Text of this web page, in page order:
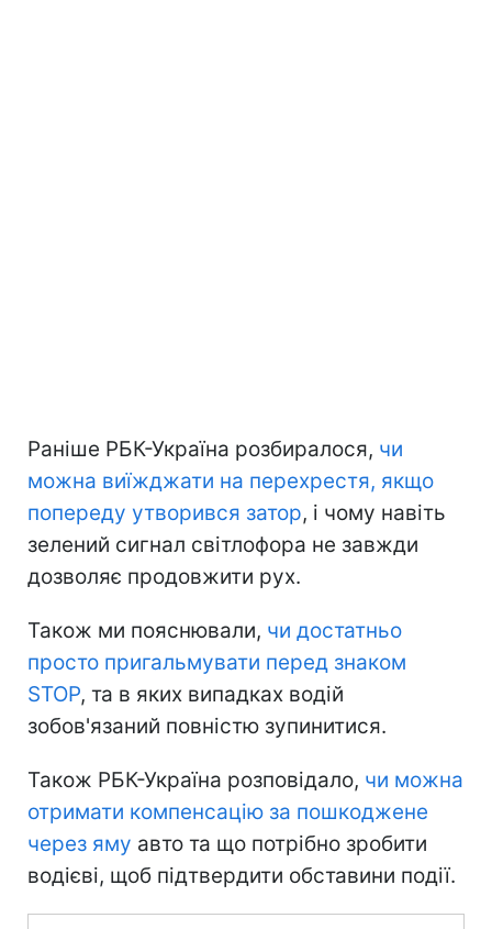
Раніше РБК-Україна розбиралося, чи
можна виїжджати на перехрестя, якщо
попереду утворився затор, і чому навіть
зелений сигнал світлофора не завжди
дозволяє продовжити рух.
Також ми пояснювали, чи достатньо
просто пригальмувати перед знаком
STOP, та в яких випадках водій
зобов'язаний повністю зупинитися.
Також РБК-Україна розповідало, чи можна
отримати компенсацію за пошкоджене
через яму авто та що потрібно зробити
водієві, щоб підтвердити обставини події.